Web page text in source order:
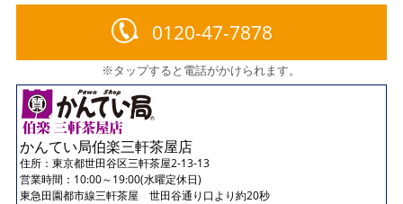
0120-47-7878
※タップすると電話がかけられます。
かんてい局伯楽三軒茶屋店
住所： 東京都世田谷区三軒茶屋2-13-13
営業時間：10:00～19:00(水曜定休日)
東急田園都市線三軒茶屋 世田谷通り口より約20秒